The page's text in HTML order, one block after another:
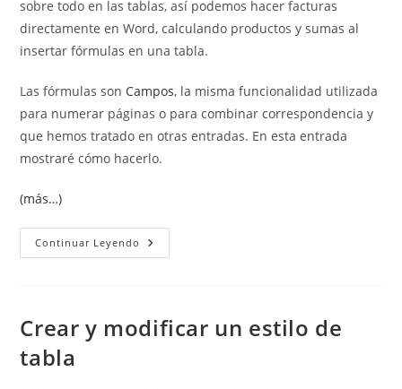
sobre todo en las tablas, así podemos hacer facturas
directamente en Word, calculando productos y sumas al
insertar fórmulas en una tabla.
Las fórmulas son Campos, la misma funcionalidad utilizada
para numerar páginas o para combinar correspondencia y
que hemos tratado en otras entradas. En esta entrada
mostraré cómo hacerlo.
(más…)
Continuar Leyendo Insertar
Fórmulas
Crear y modificar un estilo de
tabla